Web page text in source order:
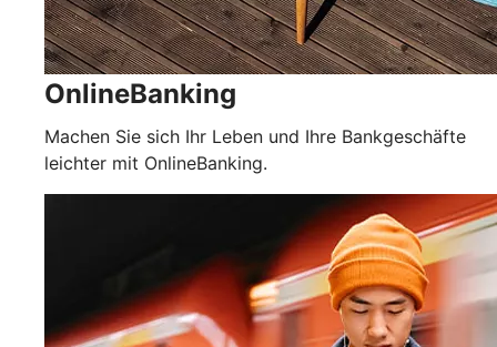
OnlineBanking
Machen Sie sich Ihr Leben und Ihre Bankgeschäfte
leichter mit OnlineBanking.